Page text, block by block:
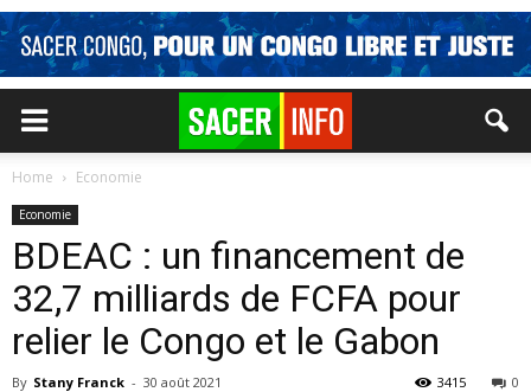
Home Economie
Economie
BDEAC : un financement de
32,7 milliards de FCFA pour
relier le Congo et le Gabon
By Stany Franck - 30 août 2021 0
3415